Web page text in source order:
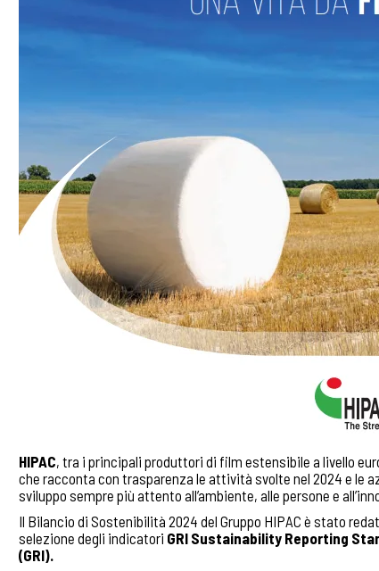
HIPAC, tra i principali produttori di film estensibile a livello
che racconta con trasparenza le attività svolte nel 2024 e le
sviluppo sempre più attento all’ambiente, alle persone e
Il Bilancio di Sostenibilità 2024 del Gruppo HIPAC è stato
selezione degli indicatori GRI Sustainability Reporting
(GRI).